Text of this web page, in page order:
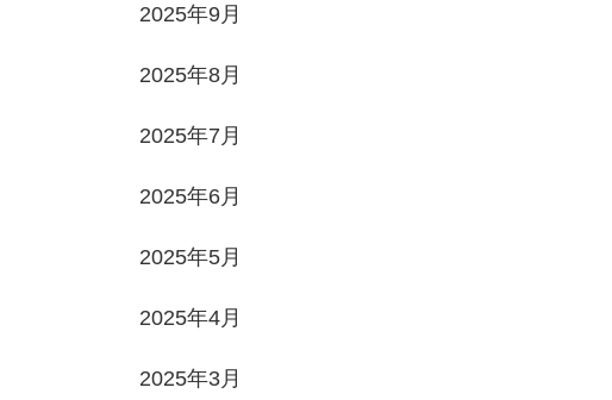
2025年9月
2025年8月
2025年7月
2025年6月
2025年5月
2025年4月
2025年3月